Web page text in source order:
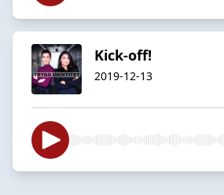
Kick-off!
2019-12-13